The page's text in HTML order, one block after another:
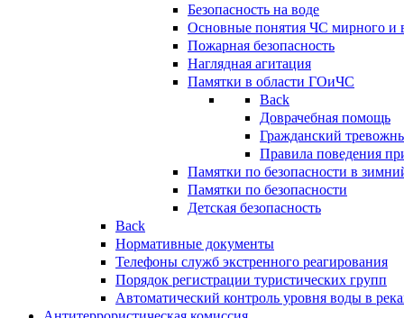
Безопасность на воде
Основные понятия ЧС мирного и
Пожарная безопасность
Наглядная агитация
Памятки в области ГОиЧС
Back
Доврачебная помощь
Гражданский
Правила поведения
Памятки по безопасности в
Памятки по безопасности
Детская безопасность
Back
Нормативные документы
Телефоны служб экстренного реагирования
Порядок регистрации туристических групп
Автоматический контроль уровня воды в